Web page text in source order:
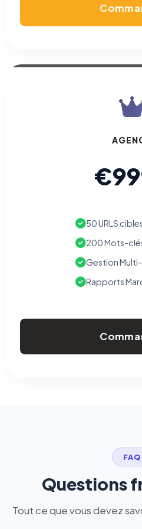
50 URLS
200 Mots-
Gestion
Rapports
FAQ
Questions
Tout ce que vous devez